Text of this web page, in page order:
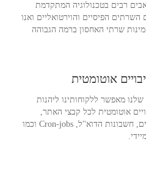
רבים בטכנולוגיה המתקדמת
השרתים הפיסיים והוירטואליים ואנו
שרתי האחסון ברמה הגבוהה
אוטומטית
שלנו מאפשר ללקוחותינו ליהנות
אוטומטית לכל קבצי האתר,
בסיסי הנתונים, חשבונות הדוא''ל, Cron-jobs וכמו